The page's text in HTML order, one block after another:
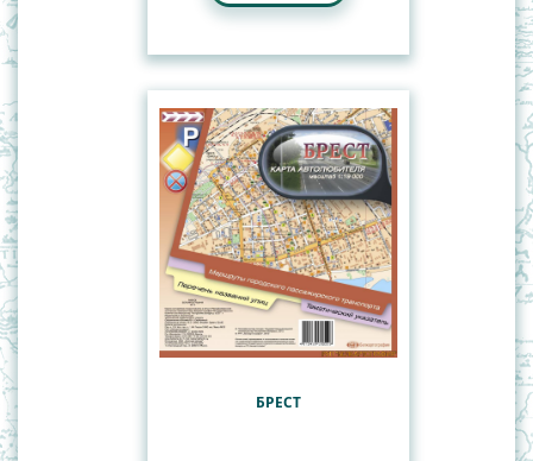
БРЕСТ